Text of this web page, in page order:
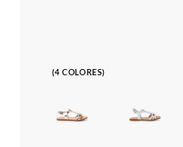
(4 COLORES)